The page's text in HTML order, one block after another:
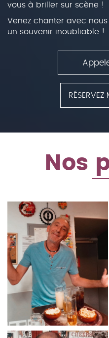
vous à briller sur scène !
Venez chanter avec
un souvenir inoubliable !
RÉSERVEZ
Nos